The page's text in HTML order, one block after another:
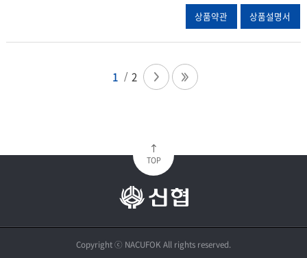
상품약관 상품설명서
1 2
Copyright ⓒ NACUFOK All rights reserved.
TOP